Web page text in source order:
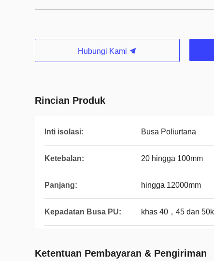
Hubungi Kami
Rincian Produk
Inti isolasi: Busa Poliurtana
Ketebalan: 20 hingga 100mm
Panjang: hingga 12000mm
Kepadatan Busa PU: khas 40，45 dan
Ketentuan Pembayaran & Pengiriman